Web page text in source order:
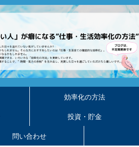
効率化の方法
投資・貯金
問い合わせ